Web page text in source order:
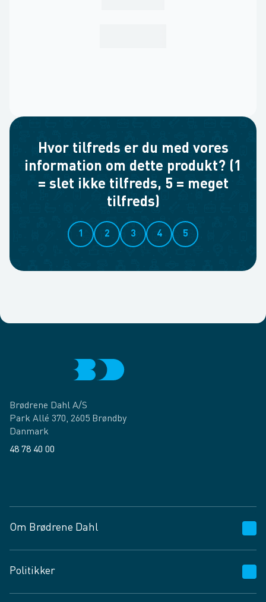
Hvor tilfreds er du med vores
information om dette produkt? (1
= slet ikke tilfreds, 5 = meget
tilfreds)
1 2 3 4 5
Brødrene Dahl A/S
Park Allé 370, 2605 Brøndby
Danmark
48 78 40 00
Om Brødrene Dahl
Vagttelefon 30 10 89 89
Spørgsmål og svar
Politikker